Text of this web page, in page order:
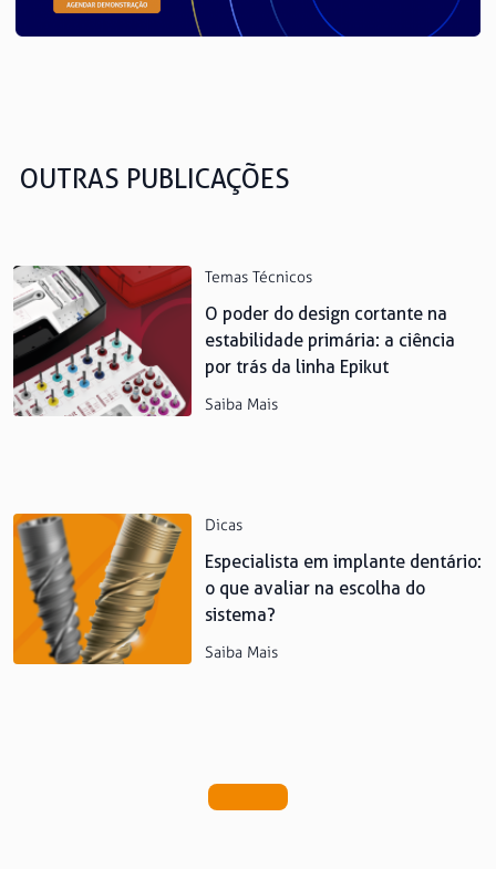
OUTRAS PUBLICAÇÕES
Temas Técnicos
O poder do design cortante na
estabilidade primária: a ciência
por trás da linha Epikut
Saiba Mais
Dicas
Especialista em implante dentário:
o que avaliar na escolha do
sistema?
Saiba Mais